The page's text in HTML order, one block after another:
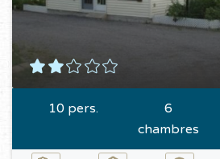
10 pers.
6
chambres